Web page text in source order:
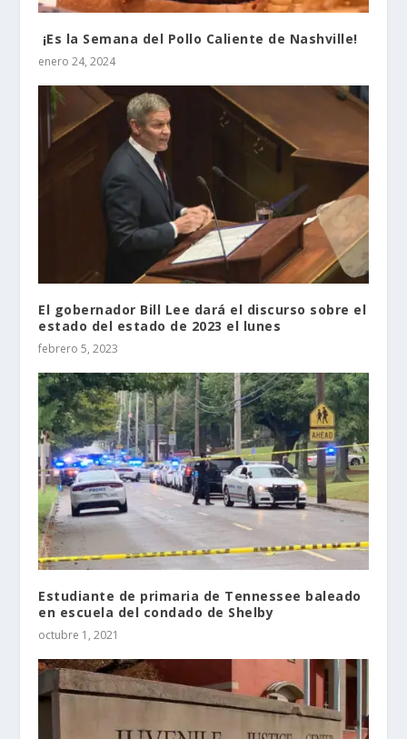
¡Es la Semana del Pollo Caliente de Nashville!
enero 24, 2024
El gobernador Bill Lee dará el discurso sobre el
estado del estado de 2023 el lunes
febrero 5, 2023
Estudiante de primaria de Tennessee baleado
en escuela del condado de Shelby
octubre 1, 2021